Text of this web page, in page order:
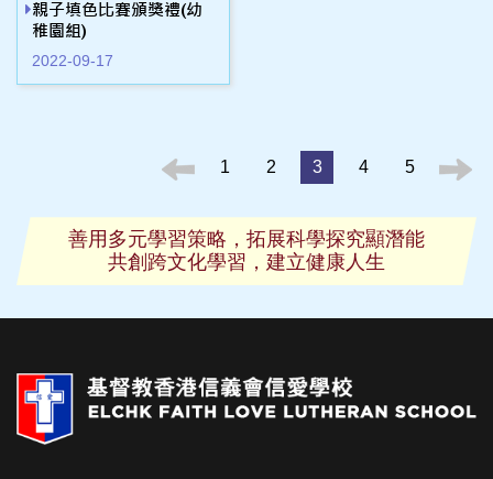
親子填色比賽頒獎禮(幼
稚園組)
2022-09-17
1 2 3 4 5
善用多元學習策略，拓展科學探究顯潛能
共創跨文化學習，建立健康人生